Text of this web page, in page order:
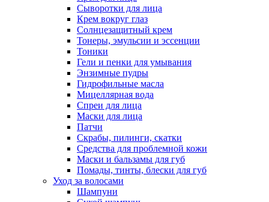
Сыворотки для лица
Крем вокруг глаз
Солнцезащитный крем
Тонеры, эмульсии и эссенции
Тоники
Гели и пенки для умывания
Энзимные пудры
Гидрофильные масла
Мицеллярная вода
Спреи для лица
Маски для лица
Патчи
Скрабы, пилинги, скатки
Средства для проблемной кожи
Маски и бальзамы для губ
Помады, тинты, блески для губ
Уход за волосами
Шампуни